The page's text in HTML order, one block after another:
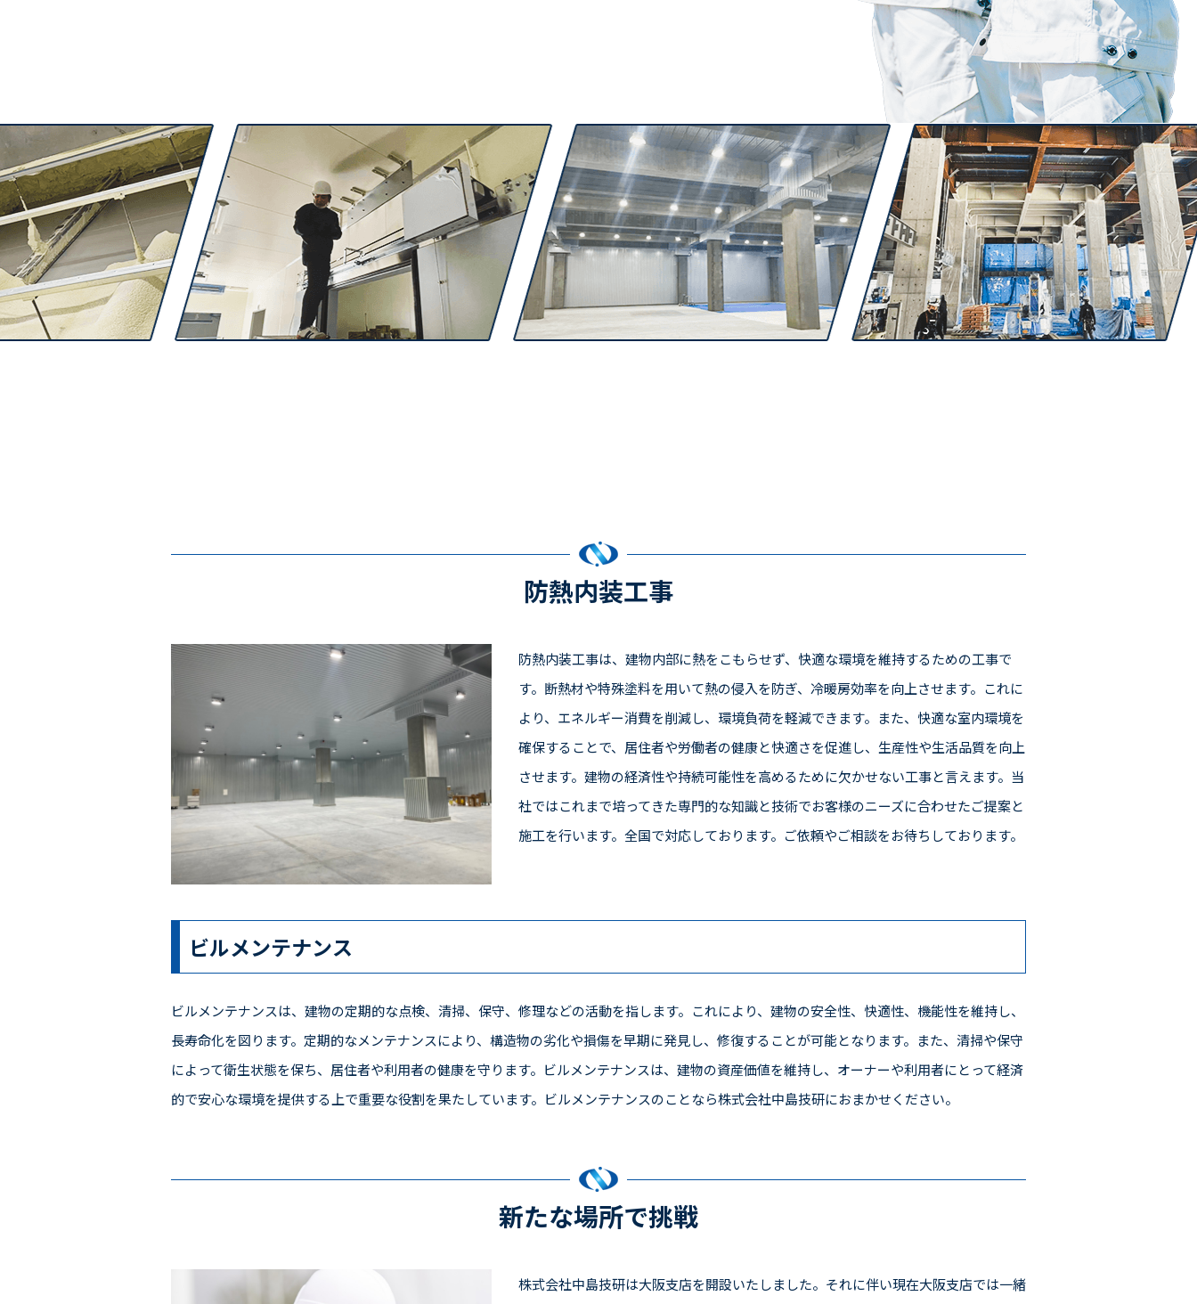
防熱内装工事
防熱内装工事は、建物内部に熱をこもらせず、快適な環境を維持するための工事で
す。断熱材や特殊塗料を用いて熱の侵入を防ぎ、冷暖房効率を向上させます。これに
より、エネルギー消費を削減し、環境負荷を軽減できます。また、快適な室内環境を
確保することで、居住者や労働者の健康と快適さを促進し、生産性や生活品質を向上
させます。建物の経済性や持続可能性を高めるために欠かせない工事と言えます。当
社ではこれまで培ってきた専門的な知識と技術でお客様のニーズに合わせたご提案と
施工を行います。全国で対応しております。ご依頼やご相談をお待ちしております。
ビルメンテナンス
ビルメンテナンスは、建物の定期的な点検、清掃、保守、修理などの活動を指します。これにより、建物の安全性、快適性、機能性を維持し、
長寿命化を図ります。定期的なメンテナンスにより、構造物の劣化や損傷を早期に発見し、修復することが可能となります。また、清掃や保守
によって衛生状態を保ち、居住者や利用者の健康を守ります。ビルメンテナンスは、建物の資産価値を維持し、オーナーや利用者にとって経済
的で安心な環境を提供する上で重要な役割を果たしています。ビルメンテナンスのことなら株式会社中島技研におまかせください。
新たな場所で挑戦
株式会社中島技研は大阪支店を開設いたしました。それに伴い現在大阪支店では一緒